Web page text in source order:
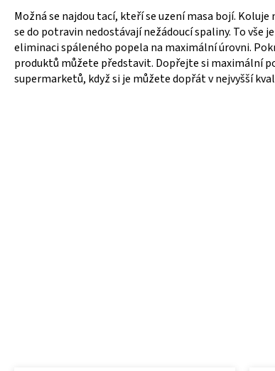
Možná se najdou tací, kteří se uzení masa bojí.
se do potravin nedostávají nežádoucí spaliny. To
eliminaci spáleného popela na maximální úrovni.
produktů můžete představit. Dopřejte si maximální
supermarketů, když si je můžete dopřát v nejvyšší